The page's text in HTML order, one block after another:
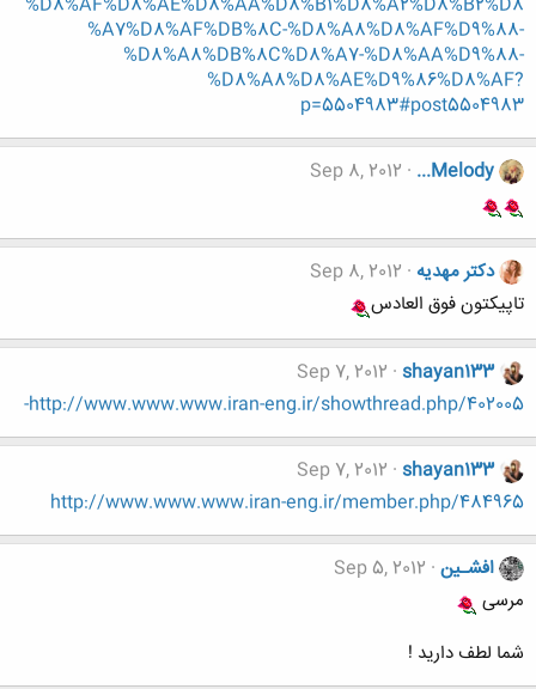
%A7%D8%AF%DB%8C-%D8%A8%D8%AF%D9%88-
%D8%A8%DB%8C%D8%A7-%D8%AA%D9%88-
%D8%A8%D8%AE%D9%86%D8%AF?
p=5504983#post5504983
...Melody
Sep 8, 2012
دکتر مهدیه Sep 8, 2012
تاپیکتون فوق العادس
shayan133
Sep 7, 2012
http://www.www.www.iran-eng.ir/showthread.php/402005-
shayan133
Sep 7, 2012
http://www.www.www.iran-eng.ir/member.php/484965
افشـین Sep 5, 2012
مرسی
شما لطف دارید !